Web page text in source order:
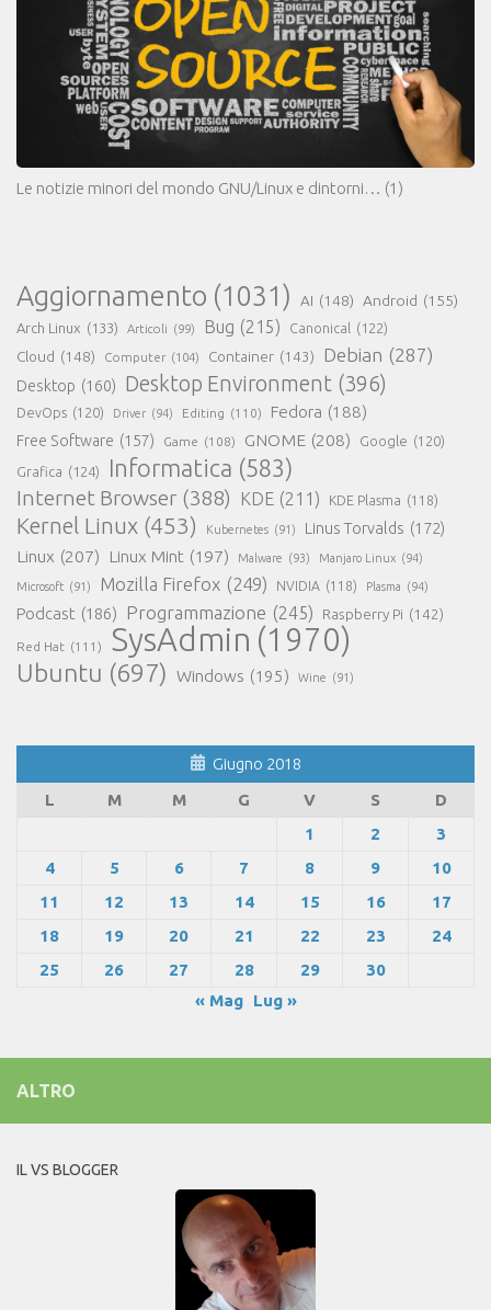
Le notizie minori del mondo GNU/Linux e dintorni… (1)
Aggiornamento (1031) AI (148) Android (155)
Arch Linux (133) Articoli (99) Bug (215) Canonical (122)
Cloud (148) Computer (104) Container (143) Debian (287)
Desktop (160) Desktop Environment (396)
DevOps (120) Driver (94) Editing (110) Fedora (188)
Free Software (157) Game (108) GNOME (208) Google (120)
Grafica (124) Informatica (583)
Internet Browser (388) KDE (211) KDE Plasma (118)
Kernel Linux (453) Kubernetes (91) Linus Torvalds (172)
Linux (207) Linux Mint (197) Malware (93) Manjaro Linux (94)
Microsoft (91) Mozilla Firefox (249) NVIDIA (118) Plasma (94)
Podcast (186) Programmazione (245) Raspberry Pi (142)
Red Hat (111) SysAdmin (1970)
Ubuntu (697) Windows (195) Wine (91)
Giugno 2018
L
M M G V S
D
1
2
3
4
5 6 7 8 9
10
11
12 13 14 15 16
17
18
19 20 21 22 23
24
25
26 27 28 29
30
« Mag
Lug »
ALTRO
IL VS BLOGGER